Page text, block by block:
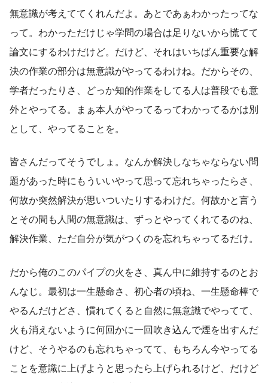
無意識が考えててくれんだよ。あとであぁわかったってな
って。わかっただけじゃ学問の場合は足りないから慌てて
論文にするわけだけど。だけど、それはいちばん重要な解
決の作業の部分は無意識がやってるわけね。だからその、
学者だったりさ、どっか知的作業をしてる人は普段でも意
外とやってる。まぁ本人がやってるってわかってるかは別
として、やってることを。
皆さんだってそうでしょ。なんか解決しなちゃならない問
題があった時にもういいやって思って忘れちゃったらさ、
何故か突然解決が思いついたりするわけだ。何故かと言う
とその間も人間の無意識は、ずっとやってくれてるのね、
解決作業、ただ自分が気がつくのを忘れちゃってるだけ。
だから俺のこのパイプの火をさ、真ん中に維持するのとお
んなじ。最初は一生懸命さ、初心者の頃ね、一生懸命棒で
やるんだけどさ、慣れてくると自然に無意識でやってて、
火も消えないように何回かに一回吹き込んで煙を出すんだ
けど、そうやるのも忘れちゃってて、もちろん今やってる
ことを意識に上げようと思ったら上げられるけど、だけど